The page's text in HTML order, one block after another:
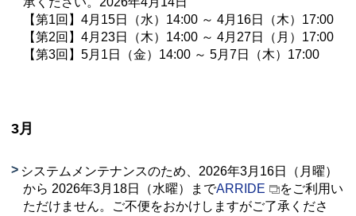
【第1回】4月15日（水）14:00 ～ 4月16日（木）17:00
【第2回】4月23日（木）14:00 ～ 4月27日（月）17:00
【第3回】5月1日（金）14:00 ～ 5月7日（木）17:00
3月
システムメンテナンスのため、2026年3月16日（月曜）
から 2026年3月18日（水曜）までARRIDE
をご利用い
ただけません。ご不便をおかけしますがご了承くださ